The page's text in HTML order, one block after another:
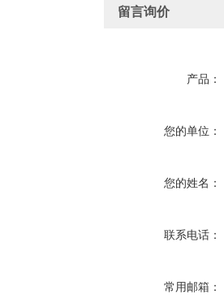
留言询价
产品：
您的单位：
您的姓名：
联系电话：
常用邮箱：